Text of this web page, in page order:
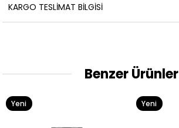
KARGO TESLIMAT BILGISI
Benzer Ürünler